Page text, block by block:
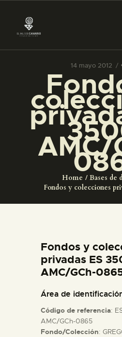
14 mayo 2012
AMC/
Home Bases de
Fondos y colecciones
PREPARAR LA
ACTIVIDADES
█
EL MUSEO
ESPAÑOL
ACTIVIDADES
Fondos y
privadas ES
AMC/GCh-
Área de
Código de referencia:
AMC/GCh-0865
Fondo/Colección: